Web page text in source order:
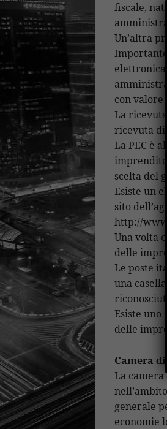
fiscale,
Un’altra
con valore
La
ricevuta di
La PEC è
scelta del
Esiste un
sito
http://
Una volta
delle
Le poste
una
riconosciuto.
Esiste uno
delle
Camera di
La
generale
economie